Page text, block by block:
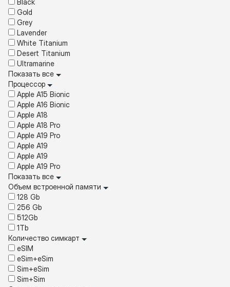
Gold
Grey
Lavender
White Titanium
Desert Titanium
Ultramarine
Показать все
Процессор
Apple A15 Bionic
Apple A16 Bionic
Apple A18
Apple A18 Pro
Apple A19 Pro
Apple A19
Apple A19
Apple A19 Pro
Показать все
Объем встроенной памяти
128 Gb
256 Gb
512Gb
1Tb
Количество симкарт
eSIM
eSim+eSim
Sim+eSim
Sim+Sim